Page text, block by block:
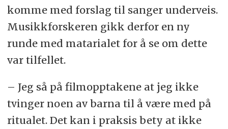
komme med forslag til sanger underveis.
Musikkforskeren gikk derfor en ny
runde med matarialet for å se om dette
var tilfellet.
– Jeg så på filmopptakene at jeg ikke
tvinger noen av barna til å være med på
ritualet. Det kan i praksis bety at ikke